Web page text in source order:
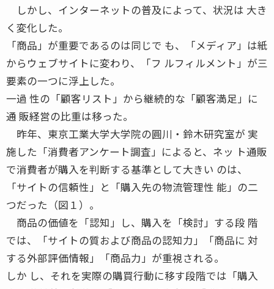
しかし、インターネットの普及によって、状況は 大き
く変化した。
「商品」が重要であるのは同じで も、「メディア」は紙
からウェブサイトに変わり、「フ ルフィルメント」が三
要素の一つに浮上した。
一過 性の「顧客リスト」から継続的な「顧客満足」に
通 販経営の比重は移った。
昨年、東京工業大学大学院の圓川・鈴木研究室が 実
施した「消費者アンケート調査」によると、ネッ ト通販
で消費者が購入を判断する基準として大きい のは、
「サイトの信頼性」と「購入先の物流管理性 能」の二
つだった（図１）。
商品の価値を「認知」し、購入を「検討」する段 階
では、「サイトの質および商品の認知力」「商品に 対
する外部評価情報」「商品力」が重視される。
しか し、それを実際の購買行動に移す段階では「購入